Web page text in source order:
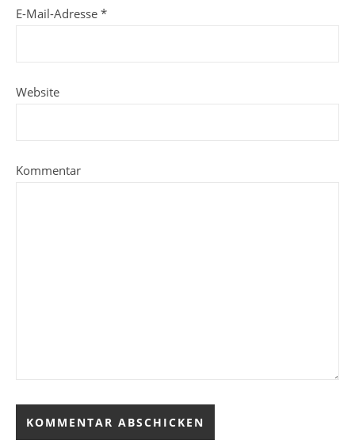
E-Mail-Adresse *
Website
Kommentar